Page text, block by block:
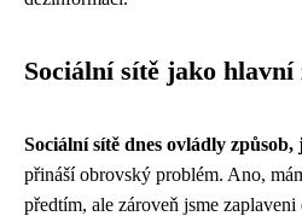
Sociální sítě jako
Sociální sítě dnes ovládly
přináší obrovský problém. Ano,
předtím, ale zároveň jsme